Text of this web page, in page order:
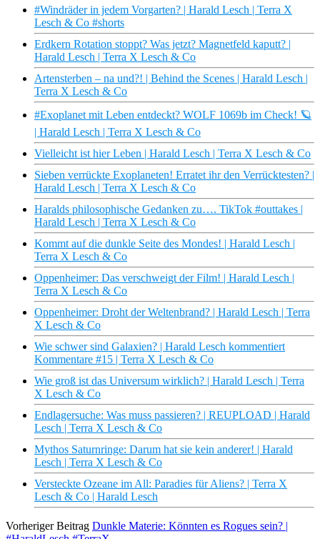
#Windräder in jedem Vorgarten? | Harald Lesch | Terra X
Lesch & Co #shorts
Erdkern Rotation stoppt? Was jetzt? Magnetfeld kaputt? |
Harald Lesch | Terra X Lesch & Co
Artensterben – na und?! | Behind the Scenes | Harald Lesch |
Terra X Lesch & Co
#Exoplanet mit Leben entdeckt? WOLF 1069b im Check! 🪐
| Harald Lesch | Terra X Lesch & Co
Vielleicht ist hier Leben | Harald Lesch | Terra X Lesch & Co
Sieben verrückte Exoplaneten! Erratet ihr den Verrücktesten? |
Harald Lesch | Terra X Lesch & Co
Haralds philosophische Gedanken zu…. TikTok #outtakes |
Harald Lesch | Terra X Lesch & Co
Kommt auf die dunkle Seite des Mondes! | Harald Lesch |
Terra X Lesch & Co
Oppenheimer: Das verschweigt der Film! | Harald Lesch |
Terra X Lesch & Co
Oppenheimer: Droht der Weltenbrand? | Harald Lesch | Terra
X Lesch & Co
Wie schwer sind Galaxien? | Harald Lesch kommentiert
Kommentare #15 | Terra X Lesch & Co
Wie groß ist das Universum wirklich? | Harald Lesch | Terra
X Lesch & Co
Endlagersuche: Was muss passieren? | REUPLOAD | Harald
Lesch | Terra X Lesch & Co
Mythos Saturnringe: Darum hat sie kein anderer! | Harald
Lesch | Terra X Lesch & Co
Versteckte Ozeane im All: Paradies für Aliens? | Terra X
Lesch & Co | Harald Lesch
Vorheriger Beitrag Dunkle Materie: Könnten es Rogues sein? |